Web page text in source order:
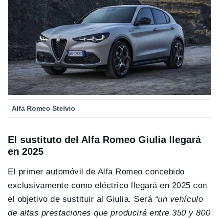
Alfa Romeo Stelvio
El sustituto del Alfa Romeo Giulia llegará
en 2025
El primer automóvil de Alfa Romeo concebido
exclusivamente como eléctrico llegará en 2025 con
el objetivo de sustituir al Giulia. Será “un vehículo
de altas prestaciones que producirá entre 350 y 800